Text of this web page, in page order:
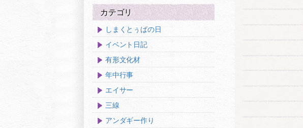
カテゴリ
しまくとぅばの日
イベント日記
有形文化材
年中行事
エイサー
三線
アンダギー作り